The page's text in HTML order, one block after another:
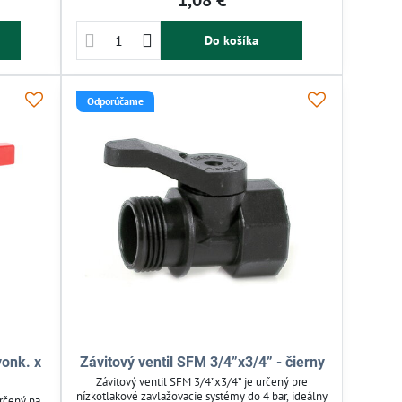
a
zavlažovanie.
Do košíka
x
Odporúčame
Závitový ventil SFM 3/4”x3/4” - čierny
Závitový ventil SFM 3/4”x3/4” je určený pre
nízkotlakové zavlažovacie systémy do 4 bar, ideálny